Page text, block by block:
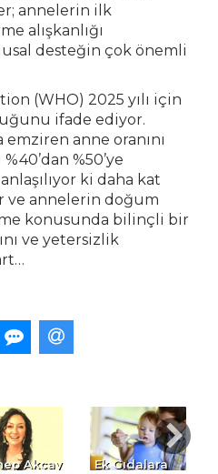
annelerin ilk
alışkanlığı
desteğin çok önemli
(WHO) 2025 yılı için
ifade ediyor.
anne oranını
%50’ye
ki daha kat
ve annelerin doğum
konusunda bilinçli bir
ve yetersizlik
Akçay Ek Gıdalara